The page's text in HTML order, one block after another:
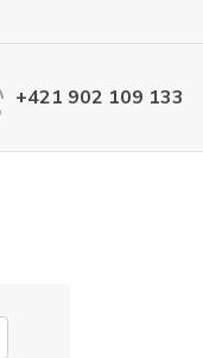
+421 902 109 133